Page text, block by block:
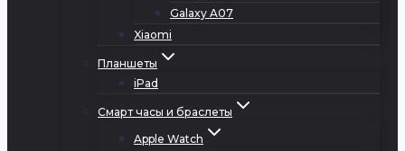
Galaxy A07
Xiaomi
Планшеты
iPad
Смарт часы и браслеты
Apple Watch